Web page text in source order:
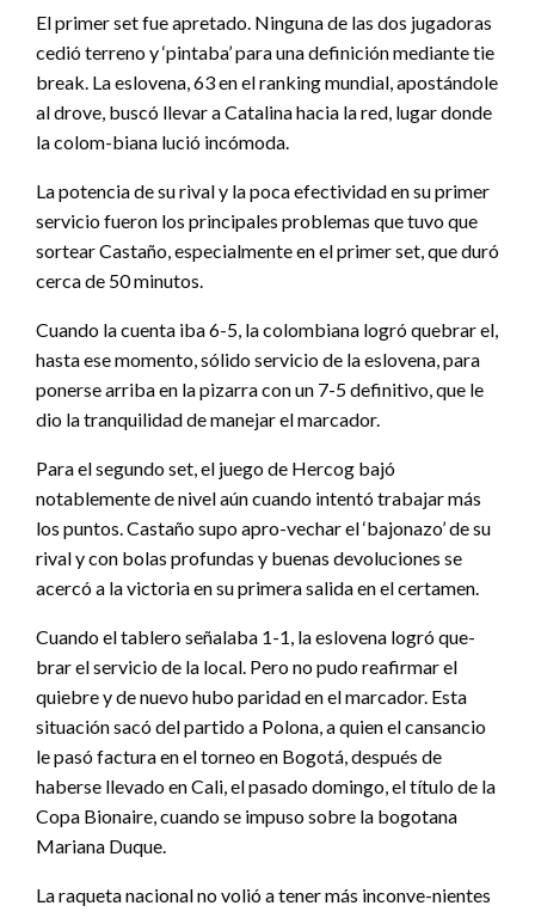
El primer set fue apretado. Ninguna de las dos jugadoras
cedió terreno y ‘pintaba’ para una definición mediante tie
break. La eslovena, 63 en el ranking mundial, apostándole
al drove, buscó llevar a Catalina hacia la red, lugar donde
la colom-biana lució incómoda.
La potencia de su rival y la poca efectividad en su primer
servicio fueron los principales problemas que tuvo que
sortear Castaño, especialmente en el primer set, que duró
cerca de 50 minutos.
Cuando la cuenta iba 6-5, la colombiana logró quebrar el,
hasta ese momento, sólido servicio de la eslovena, para
ponerse arriba en la pizarra con un 7-5 definitivo, que le
dio la tranquilidad de manejar el marcador.
Para el segundo set, el juego de Hercog bajó
notablemente de nivel aún cuando intentó trabajar más
los puntos. Castaño supo apro-vechar el ‘bajonazo’ de su
rival y con bolas profundas y buenas devoluciones se
acercó a la victoria en su primera salida en el certamen.
Cuando el tablero señalaba 1-1, la eslovena logró que-
brar el servicio de la local. Pero no pudo reafirmar el
quiebre y de nuevo hubo paridad en el marcador. Esta
situación sacó del partido a Polona, a quien el cansancio
le pasó factura en el torneo en Bogotá, después de
haberse llevado en Cali, el pasado domingo, el título de la
Copa Bionaire, cuando se impuso sobre la bogotana
Mariana Duque.
La raqueta nacional no volió a tener más inconve-nientes